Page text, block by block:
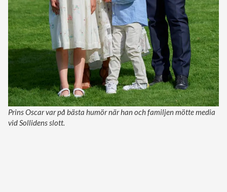
Prins Oscar var på bästa humör när han och familjen mötte media
vid Sollidens slott.